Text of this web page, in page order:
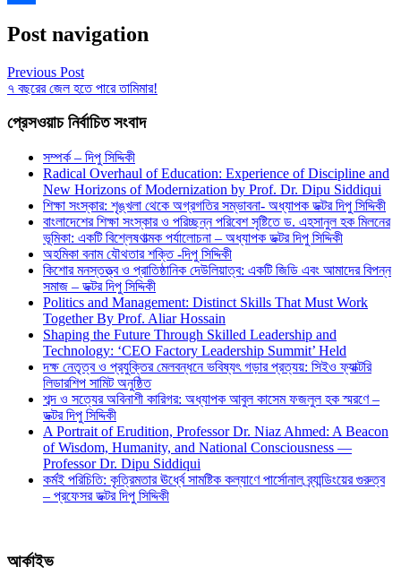
Post navigation
Previous Post
৭ বছরের জেল হতে পারে তামিমার!
প্রেসওয়াচ নির্বাচিত সংবাদ
সম্পর্ক – দিপু সিদ্দিকী
Radical Overhaul of Education: Experience of Discipline and
New Horizons of Modernization by Prof. Dr. Dipu Siddiqui
শিক্ষা সংস্কার: শৃঙ্খলা থেকে অগ্রগতির সম্ভাবনা- অধ্যাপক ডক্টর দিপু সিদ্দিকী
বাংলাদেশের শিক্ষা সংস্কার ও পরিচ্ছন্ন পরিবেশ সৃষ্টিতে ড. এহসানুল হক মিলনের
ভূমিকা: একটি বিশ্লেষণাত্মক পর্যালোচনা – অধ্যাপক ডক্টর দিপু সিদ্দিকী
অহমিকা বনাম যৌথতার শক্তি -দিপু সিদ্দিকী
কিশোর মনস্তত্ত্ব ও প্রাতিষ্ঠানিক দেউলিয়াত্ব: একটি জিডি এবং আমাদের বিপন্ন
সমাজ – ডক্টর দিপু সিদ্দিকী
Politics and Management: Distinct Skills That Must Work
Together By Prof. Aliar Hossain
Shaping the Future Through Skilled Leadership and
Technology: ‘CEO Factory Leadership Summit’ Held
দক্ষ নেতৃত্ব ও প্রযুক্তির মেলবন্ধনে ভবিষ্যৎ গড়ার প্রত্যয়: সিইও ফ্যাক্টরি
লিডারশিপ সামিট অনুষ্ঠিত
শব্দ ও সত্যের অবিনাশী কারিগর: অধ্যাপক আবুল কাসেম ফজলুল হক স্মরণে –
ডক্টর দিপু সিদ্দিকী
A Portrait of Erudition, Professor Dr. Niaz Ahmed: A Beacon
of Wisdom, Humanity, and National Consciousness —
Professor Dr. Dipu Siddiqui
কর্মই পরিচিতি: কৃত্রিমতার ঊর্ধ্বে সামষ্টিক কল্যাণে পার্সোনাল ব্র্যান্ডিংয়ের গুরুত্ব
– প্রফেসর ডক্টর দিপু সিদ্দিকী
আর্কাইভ